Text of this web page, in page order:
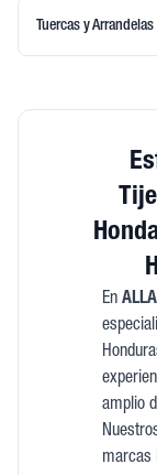
Tuercas y
En
amplio
marcas